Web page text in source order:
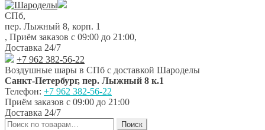
Перейти
к
навигации
Перейти
к
содержимому
СПб,
пер. Лыжный 8, корп. 1
, Приём заказов с 09:00 до 21:00,
Доставка 24/7
+7 962 382-56-22
Воздушные шары в СПб с доставкой Шароделы
Санкт-Петербург, пер. Лыжный 8 к.1
Телефон: +7 962 382-56-22
Приём заказов с 09:00 до 21:00
Доставка 24/7
Искать:
Поиск